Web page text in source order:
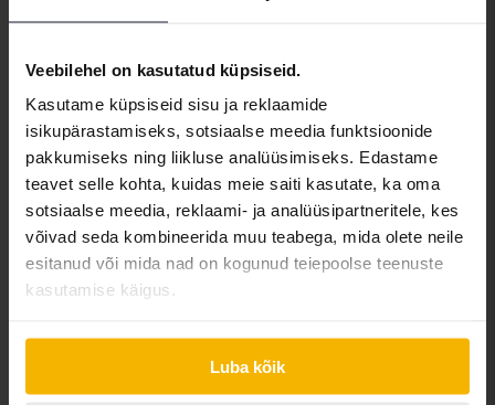
Veebilehel on kasutatud küpsiseid.
Kasutame küpsiseid sisu ja reklaamide
isikupärastamiseks, sotsiaalse meedia funktsioonide
pakkumiseks ning liikluse analüüsimiseks. Edastame
teavet selle kohta, kuidas meie saiti kasutate, ka oma
sotsiaalse meedia, reklaami- ja analüüsipartneritele, kes
võivad seda kombineerida muu teabega, mida olete neile
esitanud või mida nad on kogunud teiepoolse teenuste
kasutamise käigus.
Luba kõik